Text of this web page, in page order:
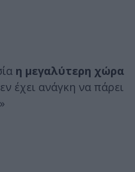
η μεγαλύτερη χώρα
έχει ανάγκη να πάρει